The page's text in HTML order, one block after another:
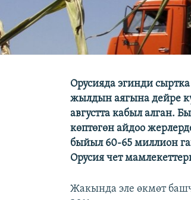
Орусияда эгинди
жылдын аягына дейре
августта кабыл алган.
көптөгөн айдоо
быйыл 60-65 миллион
Орусия чет
Жакында эле өкмөт